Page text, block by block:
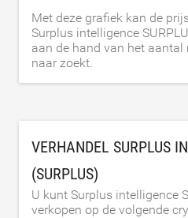
Met deze grafiek kan de
Surplus intelligence
aan de hand van het aantal
naar zoekt.
VERHANDEL SURPLUS
(SURPLUS)
U kunt Surplus intelligence
verkopen op de volgende